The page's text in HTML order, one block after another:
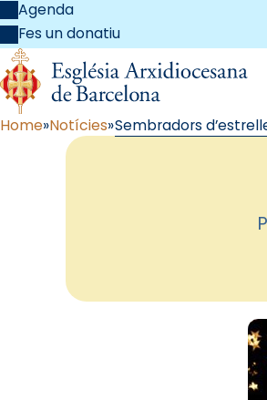
Agenda
Fes un donatiu
Home Notícies Sembradors